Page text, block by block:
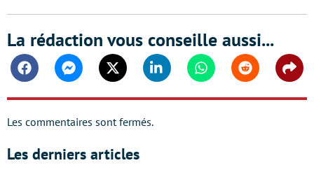
La rédaction vous conseille aussi...
FacebookMessengerTwitter Linkedin WhatsappReddit
Les commentaires sont fermés.
Les derniers articles